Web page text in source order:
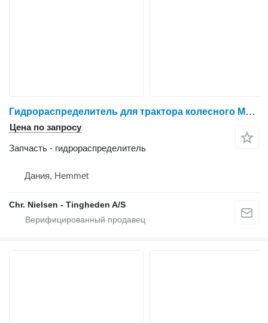
Гидрораспределитель для трактора колесного Massey Ferguson 6465
Цена по запросу
Запчасть - гидрораспределитель
Дания, Hemmet
Chr. Nielsen - Tingheden A/S